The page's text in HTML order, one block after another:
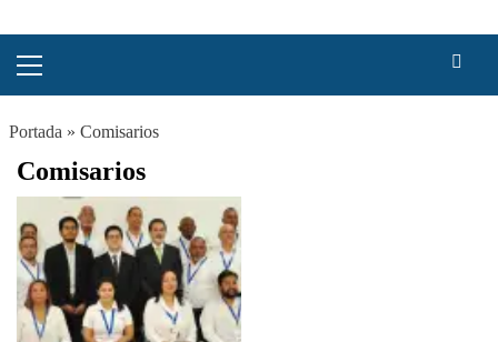
principal
Portada » Comisarios
Comisarios